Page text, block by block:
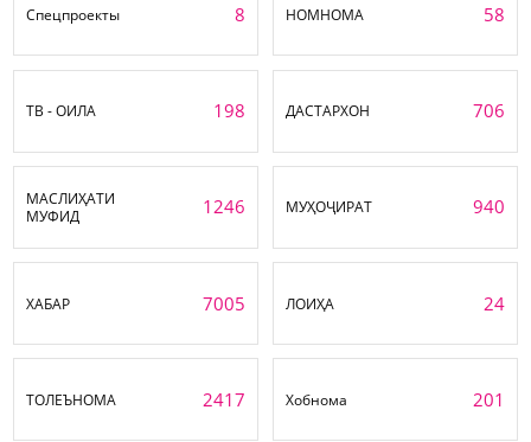
Спецпроекты 8 НОМНОМА 58
ТВ - ОИЛА 198 ДАСТАРХОН 706
МАСЛИҲАТИ
МУФИД
1246 МУҲОҶИРАТ 940
ХАБАР 7005 ЛОИҲА 24
ТОЛЕЪНОМА 2417 Хобнома 201